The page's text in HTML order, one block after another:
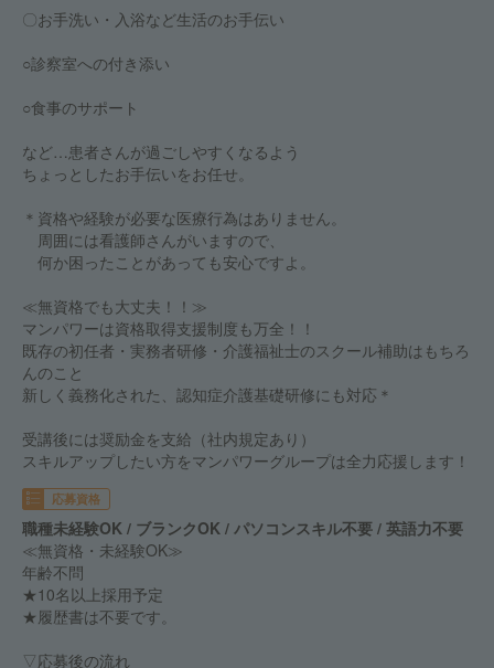
〇お手洗い・入浴など生活のお手伝い
○診察室への付き添い
○食事のサポート
など…患者さんが過ごしやすくなるよう
ちょっとしたお手伝いをお任せ。
＊資格や経験が必要な医療行為はありません。
周囲には看護師さんがいますので、
何か困ったことがあっても安心ですよ。
≪無資格でも大丈夫！！≫
マンパワーは資格取得支援制度も万全！！
既存の初任者・実務者研修・介護福祉士のスクール補助はもちろ
んのこと
新しく義務化された、認知症介護基礎研修にも対応＊
受講後には奨励金を支給（社内規定あり）
スキルアップしたい方をマンパワーグループは全力応援します！
応募資格
職種未経験OK / ブランクOK / パソコンスキル不要 / 英語力不要
≪無資格・未経験OK≫
年齢不問
★10名以上採用予定
★履歴書は不要です。
▽応募後の流れ